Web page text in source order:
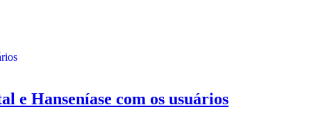
e Hanseníase com os usuários